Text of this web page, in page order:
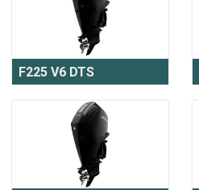
F225 V6 DTS